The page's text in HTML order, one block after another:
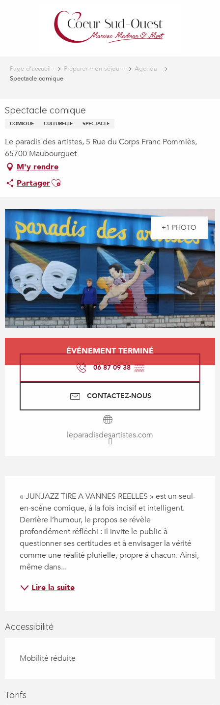
Page d’accueil Préparer mon séjour
Agenda
Spectacle comique
Spectacle comique
COMIQUE CULTURELLE SPECTACLE
Le paradis des artistes, 5 Rue du Corps Franc Pommiès,
65700 Maubourguet
M'y rendre
PartagerAjouter aux favoris
+1 PHOTO
Ouverture et coordonnées
ÉVÉNEMENT TERMINÉ
06 87 09 38▒▒
CONTACTEZ-NOUS
leparadisdesartistes.com
« JUNJAZZ TIRE A VANNES REELLES » est un seul-
en-scène comique, à la fois incisif et intelligent.
Derrière l’humour, le propos se révèle
profondément réfléchi : il invite le public à
questionner ses certitudes et à envisager la vérité
comme une réalité plurielle, propre à chacun. Ainsi,
même dans...
Lire la suite
Accessibilité
Mobilité réduite
Tarifs